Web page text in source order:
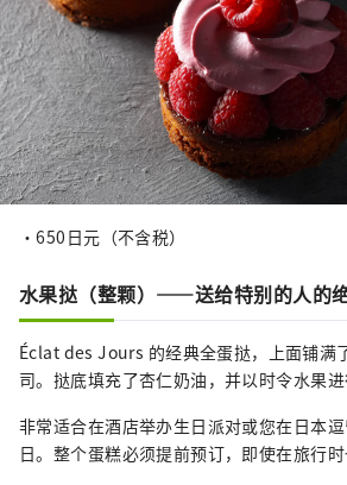
・650日元（不含税）
水果挞（整颗）——送给特别的人的
Éclat des Jours 的经典全蛋挞，上面铺满
司。挞底填充了杏仁奶油，并以时令水果进
非常适合在酒店举办生日派对或您在日本
日。整个蛋糕必须提前预订，即使在旅行时